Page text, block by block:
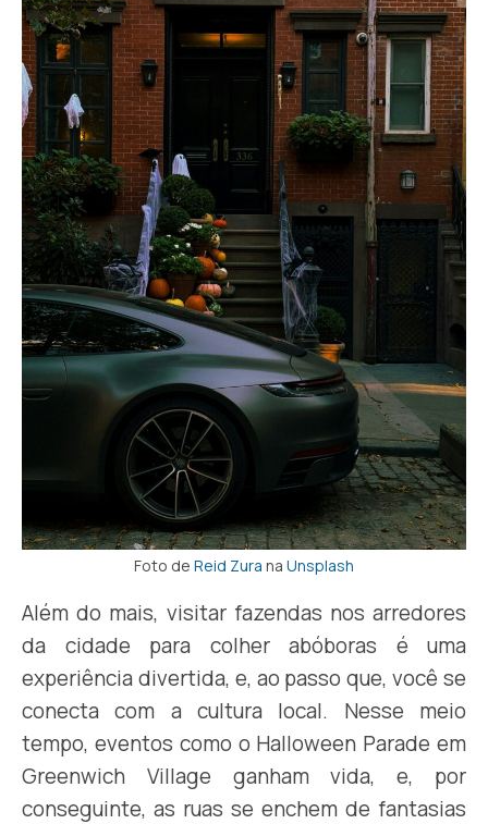
Foto de Reid Zura na Unsplash
Além do mais, visitar fazendas nos arredores
da cidade para colher abóboras é uma
experiência divertida, e, ao passo que, você se
conecta com a cultura local. Nesse meio
tempo, eventos como o Halloween Parade em
Greenwich Village ganham vida, e, por
conseguinte, as ruas se enchem de fantasias